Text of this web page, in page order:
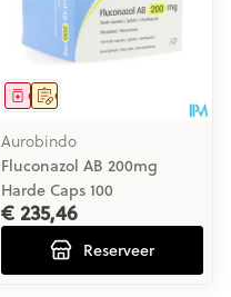
Op voorschrift
Geneesmiddel
Aurobindo
Fluconazol AB 200mg
Harde Caps 100
€ 235,46
Reserveer